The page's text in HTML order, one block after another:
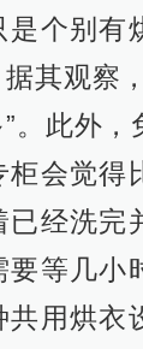
是个别有
其观察
。此外，
会觉得
经洗完
要等几小
用烘衣